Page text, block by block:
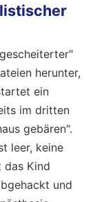
herunter,
ein
im dritten
gebären".
leer, keine
das Kind
und